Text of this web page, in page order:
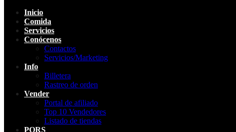
Inicio
Comida
Servicios
Conócenos
Contactos
Servicios/Marketing
Info
Billetera
Rastreo de orden
Vender
Portal de afiliado
Top 10 Vendedores
Listado de tiendas
PQRS